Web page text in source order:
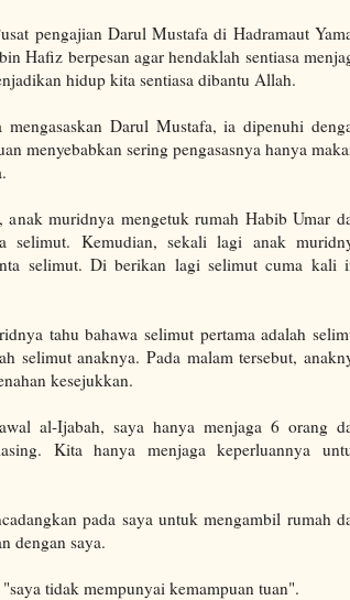
pengajian Darul Mustafa di Hadramaut
Hafiz berpesan agar hendaklah sentiasa
hidup kita sentiasa dibantu Allah.
Darul Mustafa, ia dipenuhi
menyebabkan sering pengasasnya hanya
muridnya mengetuk rumah Habib Umar
selimut. Kemudian, sekali lagi anak
selimut. Di berikan lagi selimut cuma kali
tahu bahawa selimut pertama adalah
selimut anaknya. Pada malam tersebut,
kesejukkan.
al-Ijabah, saya hanya menjaga 6 orang
Kita hanya menjaga keperluannya
pada saya untuk mengambil rumah
dengan saya.
tidak mempunyai kemampuan tuan".